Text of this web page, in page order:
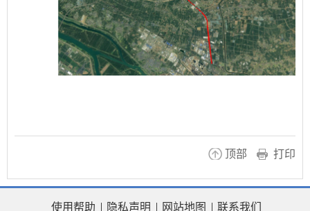
顶部 打印
使用帮助 隐私声明 网站地图 联系我们